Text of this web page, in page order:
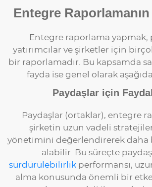
Entegre Raporlamanın
Entegre raporlama yapmak;
yatırımcılar ve şirketler için
bir raporlamadır. Bu kapsamda
fayda ise genel olarak
Paydaşlar için
Paydaşlar (ortaklar), entegre
şirketin uzun vadeli
yönetimini değerlendirerek daha
alabilir. Bu süreçte
sürdürülebilirlik performansı,
alma konusunda önemli bir